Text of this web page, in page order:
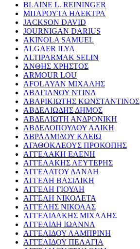
BLAINE L. REININGER
ΜΠΑΡΟΥΤΑ ΗΛΕΚΤΡΑ
JACKSON DAVID
JOURNIGAN DARIUS
AKINOLA SAMUEL
ALGAER ILYA
ALTIPARMAK SELIN
ΆΝΘΗΣ ΧΡΗΣΤΟΣ
ARMOUR LOU
AFOLAYAN ΜΙΧΑΛΗΣ
ΑΒΑΓΙΑΝΟΥ ΝΤΙΝΑ
ΑΒΑΡΙΚΙΩΤΗΣ ΚΩΝΣΤΑΝΤΙΝΟΣ
ΑΒΔΕΛΙΩΔΗΣ ΔΗΜΟΣ
ΑΒΔΕΛΙΩΤΗ ΑΝΔΡΟΝΙΚΗ
ΑΒΔΕΛΟΠΟΥΛΟΥ ΑΛΙΚΗ
ΑΒΡΑΑΜΙΔΟΥ ΚΛΕΙΩ
ΑΓΑΘΟΚΛΕΟΥΣ ΠΡΟΚΟΠΗΣ
ΑΓΓΕΛΑΚΗ ΕΛΕΝΗ
ΑΓΓΕΛΑΚΗΣ ΛΕΥΤΕΡΗΣ
ΑΓΓΕΛΑΤΟΥ ΔΑΝΑΗ
ΑΓΓΕΛΗ ΒΑΣΙΛΙΚΗ
ΑΓΓΕΛΗ ΓΙΟΥΛΗ
ΑΓΓΕΛΗ ΝΙΚΟΛΕΤΑ
ΑΓΓΕΛΗΣ ΝΙΚΟΛΑΣ
ΑΓΓΕΛΙΔΑΚΗΣ ΜΙΧΑΛΗΣ
ΑΓΓΕΛΙΔΗ ΙΩΑΝΝΑ
ΑΓΓΕΛΙΔΟΥ ΛΑΜΠΡΙΝΗ
ΑΓΓΕΛΙΔΟΥ ΠΕΛΑΓΙΑ